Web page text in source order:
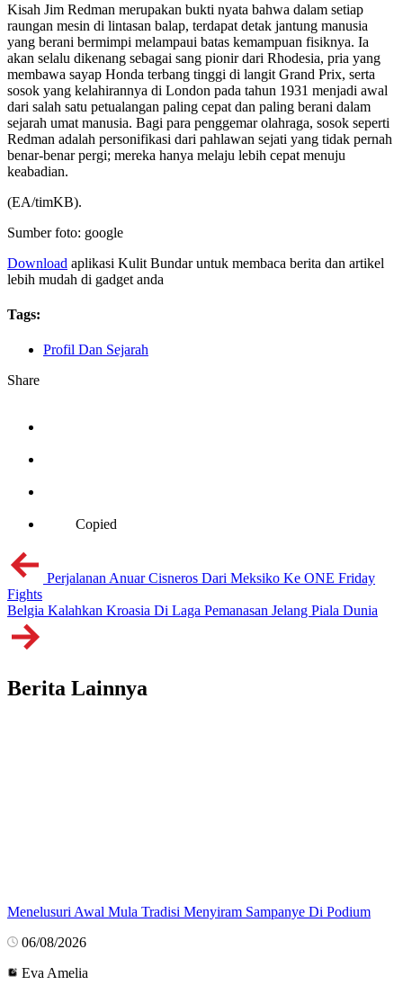
Kisah Jim Redman merupakan bukti nyata bahwa dalam setiap
raungan mesin di lintasan balap, terdapat detak jantung manusia
yang berani bermimpi melampaui batas kemampuan fisiknya. Ia
akan selalu dikenang sebagai sang pionir dari Rhodesia, pria yang
membawa sayap Honda terbang tinggi di langit Grand Prix, serta
sosok yang kelahirannya di London pada tahun 1931 menjadi awal
dari salah satu petualangan paling cepat dan paling berani dalam
sejarah umat manusia. Bagi para penggemar olahraga, sosok seperti
Redman adalah personifikasi dari pahlawan sejati yang tidak pernah
benar-benar pergi; mereka hanya melaju lebih cepat menuju
keabadian.
(EA/timKB).
Sumber foto: google
Download aplikasi Kulit Bundar untuk membaca berita dan artikel
lebih mudah di gadget anda
Tags:
Profil Dan Sejarah
Share
Copied
Perjalanan Anuar Cisneros Dari Meksiko Ke ONE Friday
Fights
Belgia Kalahkan Kroasia Di Laga Pemanasan Jelang Piala Dunia
Berita Lainnya
Menelusuri Awal Mula Tradisi Menyiram Sampanye Di Podium
06/08/2026
Eva Amelia